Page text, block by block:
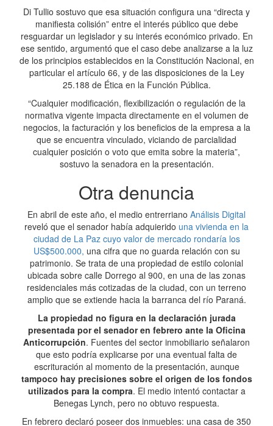
Di Tullio sostuvo que esa situación configura una “directa y
manifiesta colisión” entre el interés público que debe
resguardar un legislador y su interés económico privado. En
ese sentido, argumentó que el caso debe analizarse a la luz
de los principios establecidos en la Constitución Nacional, en
particular el artículo 66, y de las disposiciones de la Ley
25.188 de Ética en la Función Pública.
“Cualquier modificación, flexibilización o regulación de la
normativa vigente impacta directamente en el volumen de
negocios, la facturación y los beneficios de la empresa a la
que se encuentra vinculado, viciando de parcialidad
cualquier posición o voto que emita sobre la materia”,
sostuvo la senadora en la presentación.
Otra denuncia
En abril de este año, el medio entrerriano Análisis Digital
reveló que el senador había adquierido una vivienda en la
ciudad de La Paz cuyo valor de mercado rondaría los
US$500.000, una cifra que no guarda relación con su
patrimonio. Se trata de una propiedad de estilo colonial
ubicada sobre calle Dorrego al 900, en una de las zonas
residenciales más cotizadas de la ciudad, con un terreno
amplio que se extiende hacia la barranca del río Paraná.
La propiedad no figura en la declaración jurada
presentada por el senador en febrero ante la Oficina
Anticorrupción. Fuentes del sector inmobiliario señalaron
que esto podría explicarse por una eventual falta de
escrituración al momento de la presentación, aunque
tampoco hay precisiones sobre el origen de los fondos
utilizados para la compra. El medio intentó contactar a
Benegas Lynch, pero no obtuvo respuesta.
En febrero declaró poseer dos inmuebles: una casa de 350